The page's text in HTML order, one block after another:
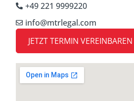
+49 221 9999220
info@mtrlegal.com
JETZT TERMIN VEREINBAREN